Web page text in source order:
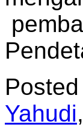
Yahudi,